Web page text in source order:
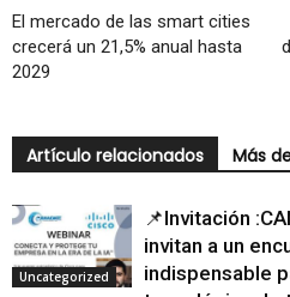
El mercado de las smart cities
crecerá un 21,5% anual hasta
2029
Artículo relacionados Más
Uncategorized
📌Invitación
invitan a un
indispensable